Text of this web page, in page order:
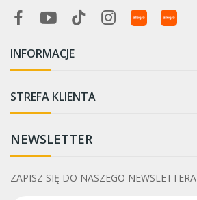
INFORMACJE
STREFA KLIENTA
NEWSLETTER
ZAPISZ SIĘ DO NASZEGO NEWSLETTERA